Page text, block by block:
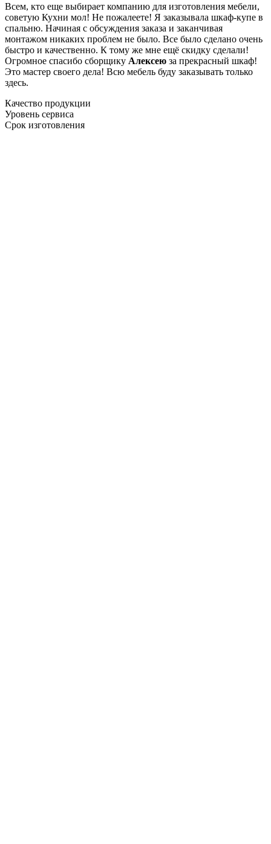
Всем, кто еще выбирает компанию для изготовления мебели,
советую Кухни мол! Не пожалеете! Я заказывала шкаф-купе в
спальню. Начиная с обсуждения заказа и заканчивая
монтажом никаких проблем не было. Все было сделано очень
быстро и качественно. К тому же мне ещё скидку сделали!
Огромное спасибо сборщику Алексею за прекрасный шкаф!
Это мастер своего дела! Всю мебель буду заказывать только
здесь.
Качество продукции
Уровень сервиса
Срок изготовления